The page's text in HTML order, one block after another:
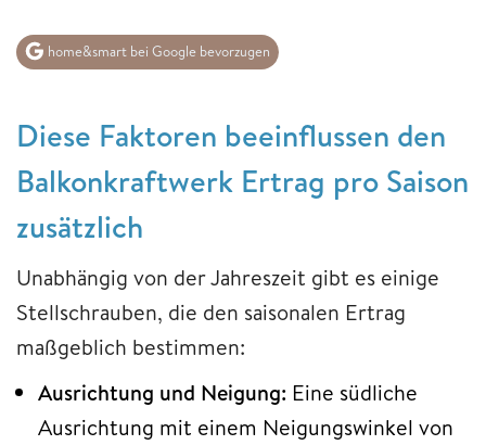
home&smart bei Google bevorzugen
Diese Faktoren beeinflussen den
Balkonkraftwerk Ertrag pro Saison
zusätzlich
Unabhängig von der Jahreszeit gibt es einige
Stellschrauben, die den saisonalen Ertrag
maßgeblich bestimmen:
Ausrichtung und Neigung: Eine südliche
Ausrichtung mit einem Neigungswinkel von